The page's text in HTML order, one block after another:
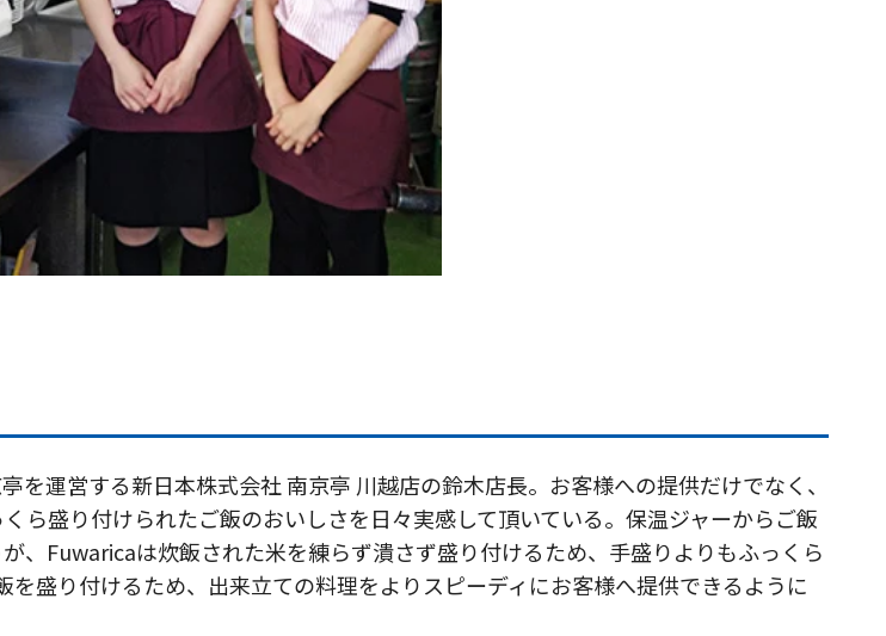
を運営する新日本株式会社 南京亭 川越店の鈴木店長。お客様への提供だけでなく、
ら盛り付けられたご飯のおいしさを日々実感して頂いている。保温ジャーからご飯
、Fuwaricaは炊飯された米を練らず潰さず盛り付けるため、手盛りよりもふっくら
盛り付けるため、出来立ての料理をよりスピーディにお客様へ提供できるように